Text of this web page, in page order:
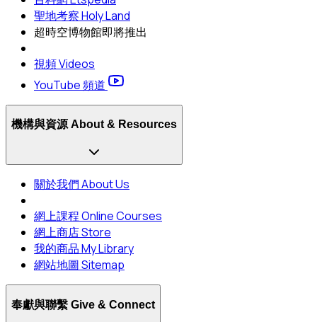
聖地考察 Holy Land
超時空博物館即將推出
視頻 Videos
YouTube 頻道
機構與資源 About & Resources
關於我們 About Us
網上課程 Online Courses
網上商店 Store
我的商品 My Library
網站地圖 Sitemap
奉獻與聯繫 Give & Connect